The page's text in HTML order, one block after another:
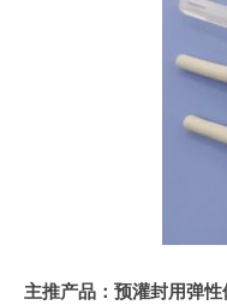
主推产品：预灌封用弹